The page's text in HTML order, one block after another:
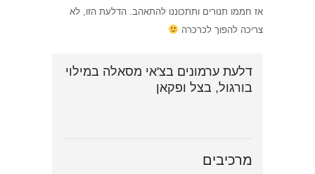
אז חממו תנורים ותתכוננו להתאהב. הדלעת הזו, לא
צריכה להפוך לכרכרה
דלעת ערמונים בצ'אי מסאלה במילוי
בורגול, בצל ופקאן
מרכיבים